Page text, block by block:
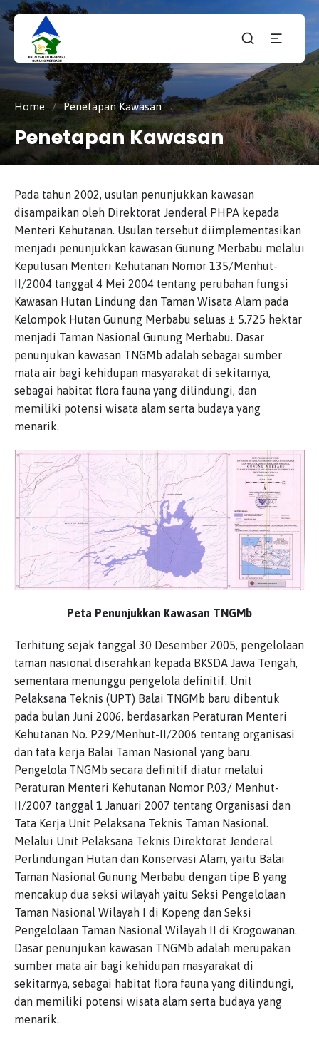
Taman
Nasiona
Gunung
Merbabu
tnmerbabu,
tngunungmerbabu,
tamannasional,
gunungmerbabu,
Home / Penetapan Kawasan
Penetapan Kawasan
Pada tahun 2002, usulan penunjukkan kawasan
disampaikan oleh Direktorat Jenderal PHPA kepada
Menteri Kehutanan. Usulan tersebut diimplementasikan
menjadi penunjukkan kawasan Gunung Merbabu melalui
Keputusan Menteri Kehutanan Nomor 135/Menhut-
II/2004 tanggal 4 Mei 2004 tentang perubahan fungsi
Kawasan Hutan Lindung dan Taman Wisata Alam pada
Kelompok Hutan Gunung Merbabu seluas ± 5.725 hektar
menjadi Taman Nasional Gunung Merbabu. Dasar
penunjukan kawasan TNGMb adalah sebagai sumber
mata air bagi kehidupan masyarakat di sekitarnya,
sebagai habitat flora fauna yang dilindungi, dan
memiliki potensi wisata alam serta budaya yang
menarik.
Peta Penunjukkan Kawasan TNGMb
Terhitung sejak tanggal 30 Desember 2005, pengelolaan
taman nasional diserahkan kepada BKSDA Jawa Tengah,
sementara menunggu pengelola definitif. Unit
Pelaksana Teknis (UPT) Balai TNGMb baru dibentuk
pada bulan Juni 2006, berdasarkan Peraturan Menteri
Kehutanan No. P29/Menhut-II/2006 tentang organisasi
dan tata kerja Balai Taman Nasional yang baru.
Pengelola TNGMb secara definitif diatur melalui
Peraturan Menteri Kehutanan Nomor P.03/ Menhut-
II/2007 tanggal 1 Januari 2007 tentang Organisasi dan
Tata Kerja Unit Pelaksana Teknis Taman Nasional.
Melalui Unit Pelaksana Teknis Direktorat Jenderal
Perlindungan Hutan dan Konservasi Alam, yaitu Balai
Taman Nasional Gunung Merbabu dengan tipe B yang
mencakup dua seksi wilayah yaitu Seksi Pengelolaan
Taman Nasional Wilayah I di Kopeng dan Seksi
Pengelolaan Taman Nasional Wilayah II di Krogowanan.
Dasar penunjukan kawasan TNGMb adalah merupakan
sumber mata air bagi kehidupan masyarakat di
sekitarnya, sebagai habitat flora fauna yang dilindungi,
dan memiliki potensi wisata alam serta budaya yang
menarik.